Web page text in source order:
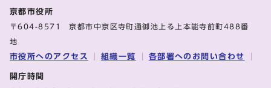
京都市役所
〒604-8571 京都市中京区寺町通御池上る上本能寺前町488番
地
市役所へのアクセス 組織一覧 各部署へのお問い合わせ
開庁時間